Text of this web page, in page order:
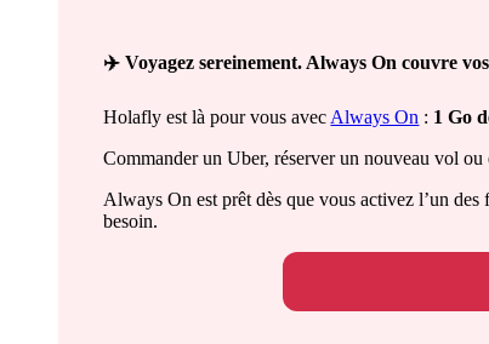
✈️Voyagez sereinement. Always On couvre
Holafly est là pour vous avec Always On : 1 Go
Commander un Uber, réserver un nouveau vol
Always On est prêt dès que vous activez l’un
besoin.